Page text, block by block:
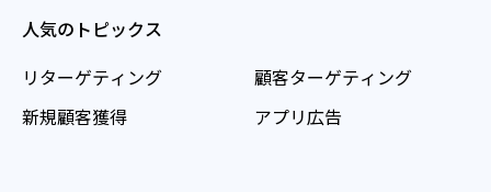
人気のトピックス
リターゲティング
新規顧客獲得
顧客ターゲティング
アプリ広告